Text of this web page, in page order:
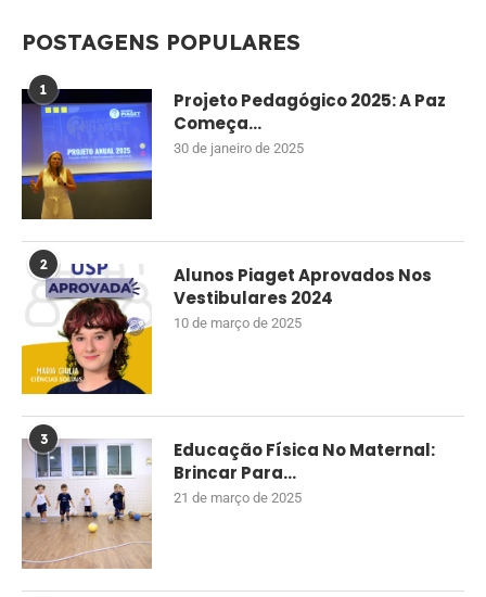
POSTAGENS POPULARES
1
Projeto Pedagógico 2025: A Paz
Começa...
30 de janeiro de 2025
2
Alunos Piaget Aprovados Nos
Vestibulares 2024
10 de março de 2025
3
Educação Física No Maternal:
Brincar Para...
21 de março de 2025